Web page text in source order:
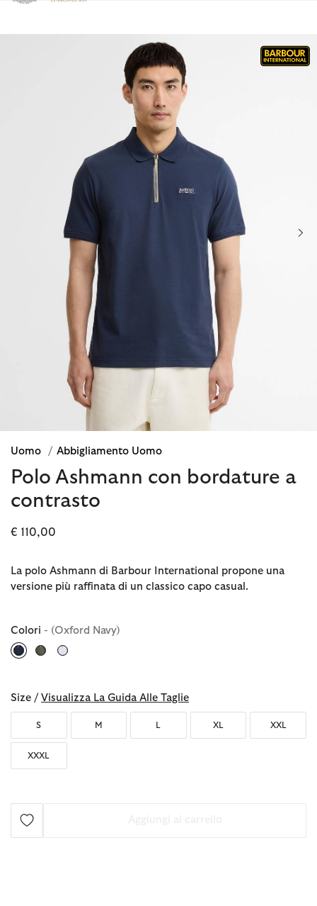
Clicca per visualizzare la nostra Dichiarazione di Accessibilità
Uomo / Abbigliamento Uomo
Polo Ashmann con bordature a
contrasto
€ 110,00
La polo Ashmann di Barbour International propone una
versione più raffinata di un classico capo casual.
Colori - (Oxford Navy)
Size / Visualizza La Guida Alle Taglie
S M L XL XXL
XXXL